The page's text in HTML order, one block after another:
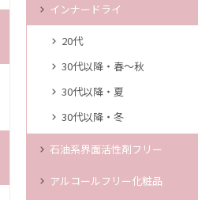
インナードライ
20代
30代以降・春～秋
30代以降・夏
30代以降・冬
石油系界面活性剤フリー
アルコールフリー化粧品